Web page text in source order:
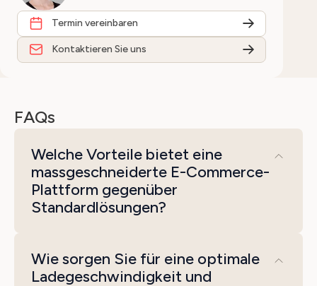
Termin vereinbaren
Kontaktieren Sie uns
FAQs
Welche Vorteile bietet eine
massgeschneiderte E-Commerce-
Plattform gegenüber
Standardlösungen?
Plattform bietet maximale Flexibilität und
Wie sorgen Sie für eine optimale
Ladegeschwindigkeit und